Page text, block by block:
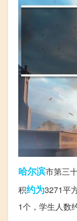
哈尔滨市第三
积约为3271平
1个，学生人数